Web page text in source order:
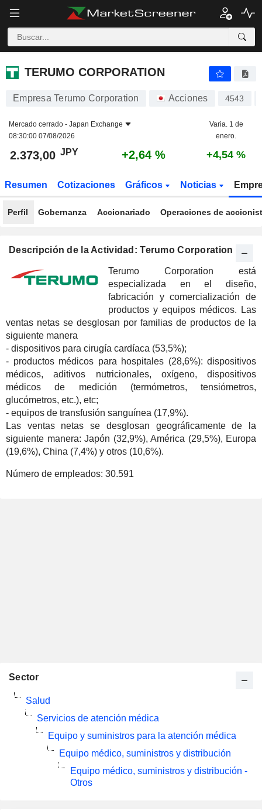
TERUMO CORPORATION
TERUMO CORPORATION
Empresa Terumo Corporation Acciones 4543
Mercado cerrado - Japan Exchange
08:30:00 07/08/2026
Varia. 1 de
enero.
2.373,00 JPY +2,64 % +4,54 %
Resumen Cotizaciones Gráficos Noticias
Perfil Gobernanza Accionariado Operaciones de
Descripción de la Actividad: Terumo Corporation
Terumo Corporation está
especializada en el diseño,
fabricación y comercialización de
productos y equipos médicos. Las
ventas netas se desglosan por familias de productos de la
siguiente manera
- dispositivos para cirugía cardíaca (53,5%);
- productos médicos para hospitales (28,6%): dispositivos
médicos, aditivos nutricionales, oxígeno, dispositivos
médicos de medición (termómetros, tensiómetros,
glucómetros, etc.), etc;
- equipos de transfusión sanguínea (17,9%).
Las ventas netas se desglosan geográficamente de la
siguiente manera: Japón (32,9%), América (29,5%), Europa
(19,6%), China (7,4%) y otros (10,6%).
Número de empleados: 30.591
Sector
Salud
Servicios de atención médica
Equipo y suministros para la atención médica
Equipo médico, suministros y distribución
Equipo médico, suministros y distribución -
Otros